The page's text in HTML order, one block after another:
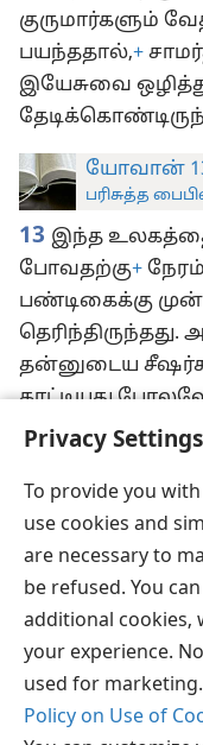
Privacy Settings
To provide you
use cookies and
are necessary to
be refused. You
additional cookies,
your experience.
used for
Policy on Use of
குருமார்களும்
பயந்ததால்,+
இயேசுவை
யோவான்
பரிசுத்த
13 இந்த
போவதற்கு+
பண்டிகைக்கு
தன்னுடைய
காட்டியது
காட்டினார்.+
Copyright
© 2026 Watch